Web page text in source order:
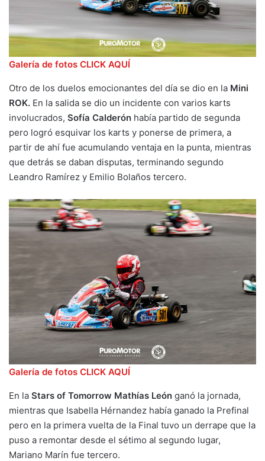
Galería de fotos CLICK AQUÍ
Otro de los duelos emocionantes del día se dio en la Mini
ROK. En la salida se dio un incidente con varios karts
involucrados, Sofía Calderón había partido de segunda
pero logró esquivar los karts y ponerse de primera, a
partir de ahí fue acumulando ventaja en la punta, mientras
que detrás se daban disputas, terminando segundo
Leandro Ramírez y Emilio Bolaños tercero.
Galería de fotos CLICK AQUÍ
En la Stars of Tomorrow Mathías León ganó la jornada,
mientras que Isabella Hérnandez había ganado la Prefinal
pero en la primera vuelta de la Final tuvo un derrape que la
puso a remontar desde el sétimo al segundo lugar,
Mariano Marín fue tercero.